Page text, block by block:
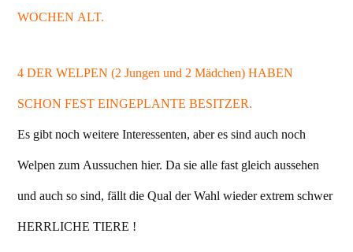
WOCHEN ALT.
4 DER WELPEN (2 Jungen und 2 Mädchen) HABEN
SCHON FEST EINGEPLANTE BESITZER.
Es gibt noch weitere Interessenten, aber es sind auch noch
Welpen zum Aussuchen hier. Da sie alle fast gleich aussehen
und auch so sind, fällt die Qual der Wahl wieder extrem schwer
HERRLICHE TIERE !